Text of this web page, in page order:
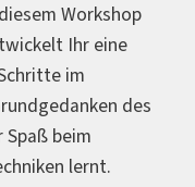
Workshop
Ihr eine
im
des
beim
lernt.